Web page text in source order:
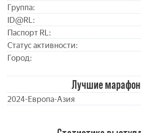
Группа:
ID@RL:
Паспорт RL:
Статус активности:
Город:
Лучшие
2024-Европа-Азия